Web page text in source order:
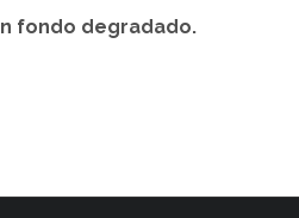
fondo degradado.